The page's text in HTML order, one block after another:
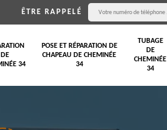
ÊTRE RAPPELÉ
DE
34
POSE ET RÉPARATION DE
CHAPEAU DE CHEMINÉE
34
TUBAGE
DE
CHEMINÉE
34